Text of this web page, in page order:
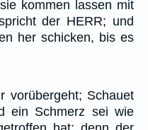
kommen lassen mit
der HERR; und
her schicken, bis es
vorübergeht; Schauet
ein Schmerz sei wie